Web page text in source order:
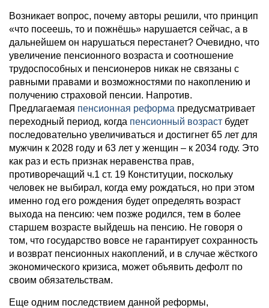
Возникает вопрос, почему авторы решили, что принцип
«что посеешь, то и пожнёшь» нарушается сейчас, а в
дальнейшем он нарушаться перестанет? Очевидно, что
увеличение пенсионного возраста и соотношение
трудоспособных и пенсионеров никак не связаны с
равными правами и возможностями по накоплению и
получению страховой пенсии. Напротив.
Предлагаемая пенсионная реформа предусматривает
переходный период, когда пенсионный возраст будет
последовательно увеличиваться и достигнет 65 лет для
мужчин к 2028 году и 63 лет у женщин – к 2034 году. Это
как раз и есть признак неравенства прав,
противоречащий ч.1 ст. 19 Конституции, поскольку
человек не выбирал, когда ему рождаться, но при этом
именно год его рождения будет определять возраст
выхода на пенсию: чем позже родился, тем в более
старшем возрасте выйдешь на пенсию. Не говоря о
том, что государство вовсе не гарантирует сохранность
и возврат пенсионных накоплений, и в случае жёсткого
экономического кризиса, может объявить дефолт по
своим обязательствам.
Еще одним последствием данной реформы,